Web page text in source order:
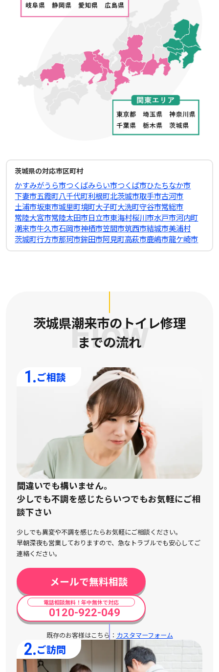
茨城県の対応市区町村
かすみがうら市つくばみらい市つくば市ひたちなか市
下妻市五霞町八千代町利根町北茨城市取手市古河市
土浦市坂東市城里町境町大子町大洗町守谷市常総市
常陸大宮市常陸太田市日立市東海村桜川市水戸市河内町
潮来市牛久市石岡市神栖市笠間市筑西市結城市美浦村
茨城町行方市那珂市鉾田市阿見町高萩市鹿嶋市龍ケ崎市
茨城県潮来市のトイレ修理
までの流れ
Flow
1.ご相談
間違いでも構いません。
少しでも不調を感じたらいつでもお気軽にご相
談下さい
少しでも異変や不調を感じたらお気軽にご相談ください。
早朝深夜も営業しておりますので、急なトラブルでも安心してご
連絡ください。
メールで無料相談
電話相談無料！年中無休で対応
0120-922-049
既存のお客様はこちら： カスタマーフォーム
2.ご訪問